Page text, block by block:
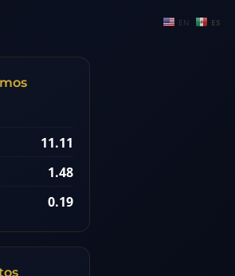
11.11
1.48
0.19
EN ES